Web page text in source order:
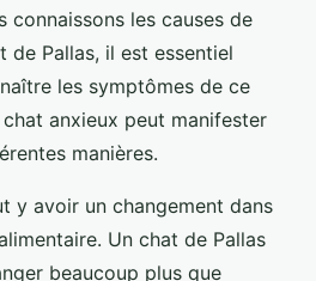
connaissons les causes de
de Pallas, il est essentiel
les symptômes de ce
anxieux peut manifester
manières.
y avoir un changement dans
Un chat de Pallas
beaucoup plus que